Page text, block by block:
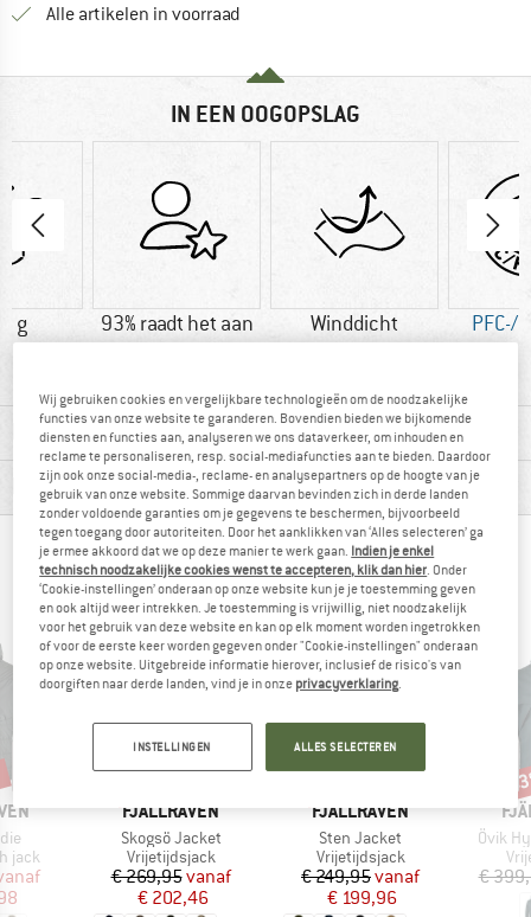
Alle artikelen in voorraad
IN EEN OOGOPSLAG
g 93% raadt het aan Winddicht PFC-/
MATERIAALGEGEVENS & KENMERKEN
PRODUCTBESCHRIJVING
BERGVRIENDEN DIE DIT BEKEKEN HEBBEN,
KEKEN OOK NAAR
jack
prijs
MERK
FJÄLLRÄVEN
Artikel
Skogsö Jacket
Productgroep
Vrijetijdsjack
Prijs
€ 269,95Verlaagde prijs
vanaf
€ 202,46
Korting
tot -25%
MERK
FJÄLLRÄVEN
Artikel
Sten Jacket
Productgroep
Vrijetijdsjack
Prijs
€ 249,95Verlaagde prijs
vanaf
€ 199,96
Korting
tot -20%
Artikel
Övik
€
-
Wij gebruiken cookies en vergelijkbare technologieën om de noodzakelijke
functies van onze website te garanderen. Bovendien bieden we bijkomende
diensten en functies aan, analyseren we ons dataverkeer, om inhouden en
reclame te personaliseren, resp. social-mediafuncties aan te bieden. Daardoor
zijn ook onze social-media-, reclame- en analysepartners op de hoogte van je
gebruik van onze website. Sommige daarvan bevinden zich in derde landen
zonder voldoende garanties om je gegevens te beschermen, bijvoorbeeld
tegen toegang door autoriteiten. Door het aanklikken van ‘Alles selecteren’ ga
je ermee akkoord dat we op deze manier te werk gaan. Indien je enkel
technisch noodzakelijke cookies wenst te accepteren, klik dan hier . Onder
‘Cookie-instellingen’ onderaan op onze website kun je je toestemming geven
en ook altijd weer intrekken. Je toestemming is vrijwillig, niet noodzakelijk
voor het gebruik van deze website en kan op elk moment worden ingetrokken
of voor de eerste keer worden gegeven onder "Cookie-instellingen" onderaan
op onze website. Uitgebreide informatie hierover, inclusief de risico's van
doorgiften naar derde landen, vind je in onze privacyverklaring
INSTELLINGEN ALLES SELECTEREN